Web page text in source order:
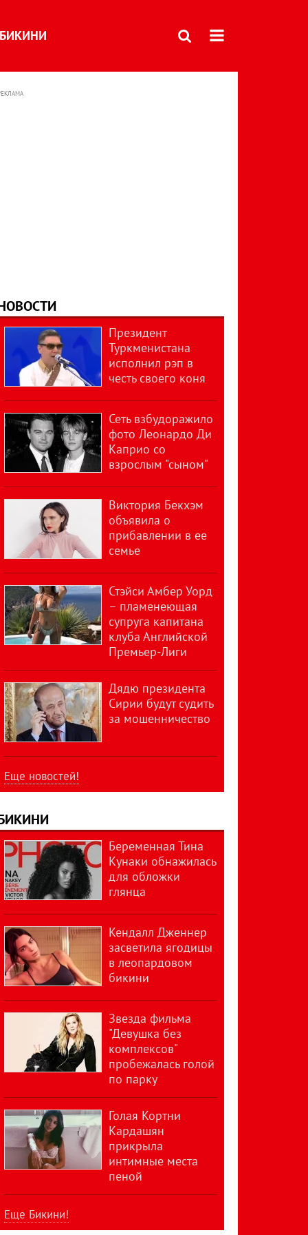
БИКИНИ
Президент
Туркменистана
исполнил рэп в
честь своего коня
Сеть взбудоражило
фото Леонардо Ди
Каприо со
взрослым "сыном"
Виктория Бекхэм
объявила о
прибавлении в ее
семье
Стэйси Амбер Уорд
– пламенеющая
супруга капитана
клуба Английской
Премьер-Лиги
Дядю президента
Сирии будут судить
за мошенничество
Еще новостей!
Беременная Тина
Кунаки обнажилась
для обложки
глянца
Кендалл Дженнер
засветила ягодицы
в леопардовом
бикини
Звезда фильма
"Девушка без
комплексов"
пробежалась голой
по парку
Голая Кортни
Кардашян
прикрыла
интимные места
пеной
Еще Бикини!